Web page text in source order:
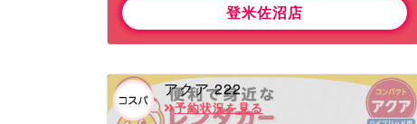
登米佐沼店
アクア 222
予約状況を見る